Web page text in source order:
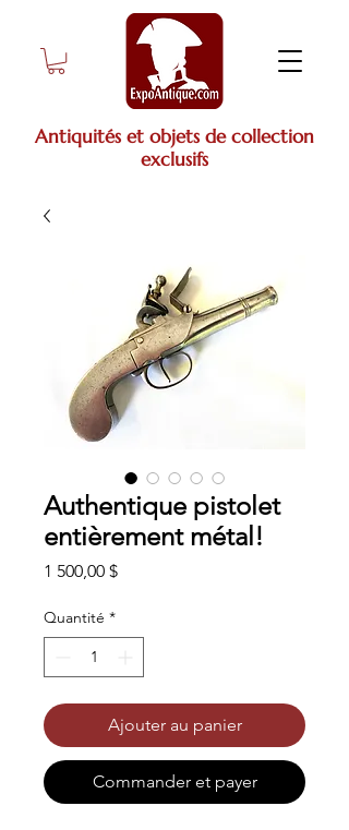
Antiquités et objets de collection
exclusifs
Authentique pistolet
entièrement métal!
1 500,00 $Prix
Quantité *
Ajouter au panier
Commander et payer